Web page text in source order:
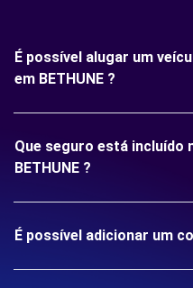
É possível alugar um
em BETHUNE ?
Que seguro está incluído
BETHUNE ?
É possível adicionar um